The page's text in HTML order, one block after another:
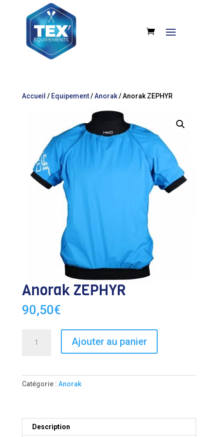
Accueil / Equipement/Anorak/ Anorak ZEPHYR
Anorak ZEPHYR
90,50€
Ajouter au panier
Catégorie : Anorak
Description